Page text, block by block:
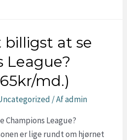
billigst at se
League?
md.)
/ Afadmin
Champions League?
er lige rundt om hjørnet